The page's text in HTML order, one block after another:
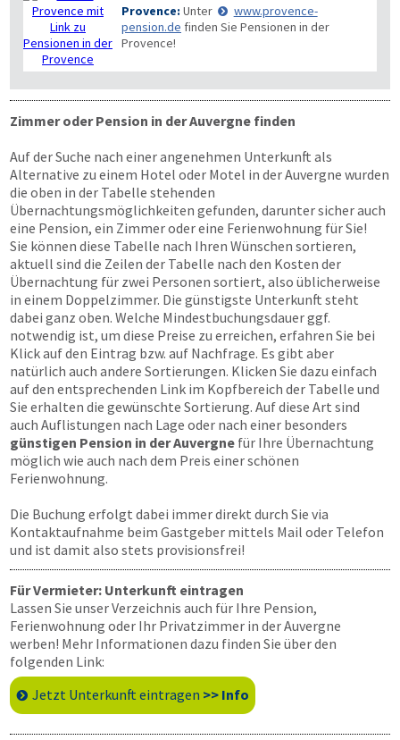
Provence: Unter
www.provence-
pension.de finden Sie Pensionen in der
Provence!
Zimmer oder Pension in der Auvergne finden
Auf der Suche nach einer angenehmen Unterkunft als
Alternative zu einem Hotel oder Motel in der Auvergne wurden
die oben in der Tabelle stehenden
Übernachtungsmöglichkeiten gefunden, darunter sicher auch
eine Pension, ein Zimmer oder eine Ferienwohnung für Sie!
Sie können diese Tabelle nach Ihren Wünschen sortieren,
aktuell sind die Zeilen der Tabelle nach den Kosten der
Übernachtung für zwei Personen sortiert, also üblicherweise
in einem Doppelzimmer. Die günstigste Unterkunft steht
dabei ganz oben. Welche Mindestbuchungsdauer ggf.
notwendig ist, um diese Preise zu erreichen, erfahren Sie bei
Klick auf den Eintrag bzw. auf Nachfrage. Es gibt aber
natürlich auch andere Sortierungen. Klicken Sie dazu einfach
auf den entsprechenden Link im Kopfbereich der Tabelle und
Sie erhalten die gewünschte Sortierung. Auf diese Art sind
auch Auflistungen nach Lage oder nach einer besonders
günstigen Pension in der Auvergne für Ihre Übernachtung
möglich wie auch nach dem Preis einer schönen
Ferienwohnung.
Die Buchung erfolgt dabei immer direkt durch Sie via
Kontaktaufnahme beim Gastgeber mittels Mail oder Telefon
und ist damit also stets provisionsfrei!
Für Vermieter: Unterkunft eintragen
Lassen Sie unser Verzeichnis auch für Ihre Pension,
Ferienwohnung oder Ihr Privatzimmer in der Auvergne
werben! Mehr Informationen dazu finden Sie über den
folgenden Link:
Jetzt Unterkunft eintragen >> Info